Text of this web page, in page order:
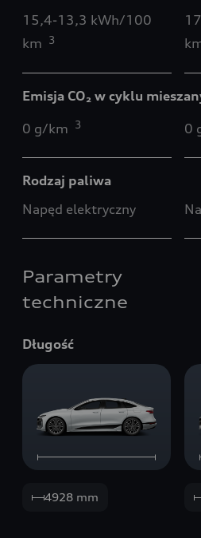
15,4-13,3 kWh/100
km
3
Emisja CO₂ w cyklu
0 g/km 3 0
Rodzaj paliwa
Napęd elektryczny
Parametry
techniczne
Długość
4928 mm